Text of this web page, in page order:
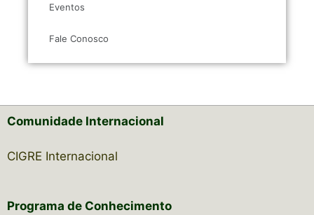
Eventos
Fale Conosco
Comunidade Internacional
CIGRE Internacional
Programa de Conhecimento